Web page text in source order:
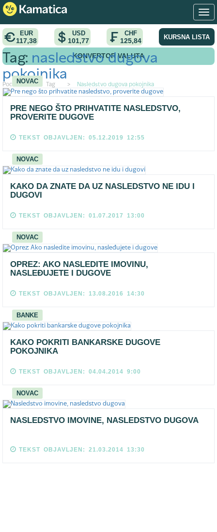
EUR
117,38
USD
101,77
CHF
125,84 KURSNA LISTA
KONVERTOR VALUTA
Pocetna > Tag > Nasledstvo dugova pokojnika
Tag: nasledstvo dugova
pokojnika
NOVAC
PRE NEGO ŠTO PRIHVATITE NASLEDSTVO,
PROVERITE DUGOVE
TEKST OBJAVLJEN: 05.12.2019 12:55
NOVAC
KAKO DA ZNATE DA UZ NASLEDSTVO NE IDU I
DUGOVI
TEKST OBJAVLJEN: 01.07.2017 13:00
NOVAC
OPREZ: AKO NASLEDITE IMOVINU,
NASLEĐUJETE I DUGOVE
TEKST OBJAVLJEN: 13.08.2016 14:30
BANKE
KAKO POKRITI BANKARSKE DUGOVE
POKOJNIKA
TEKST OBJAVLJEN: 04.04.2014 9:00
NOVAC
NASLEDSTVO IMOVINE, NASLEDSTVO DUGOVA
TEKST OBJAVLJEN: 21.03.2014 13:30